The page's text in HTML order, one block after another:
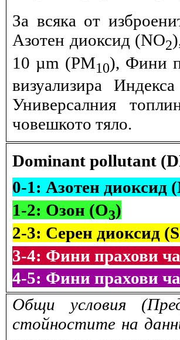
За всяка от
Азотен диоксид (NO2
10 µm (PM10), Фини
визуализира
Универсалния
човешкото тяло.
Dominant pollutant
0-1: Азотен диоксид
1-2: Озон (O3)
2-3: Серен диоксид
3-4: Фини прахови
4-5: Фини прахови
Общи условия
стойностите на